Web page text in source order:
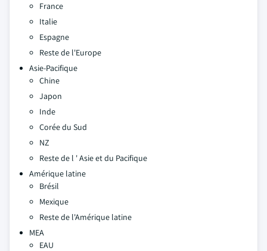
France
Italie
Espagne
Reste de l'Europe
Asie-Pacifique
Chine
Japon
Inde
Corée du Sud
NZ
Reste de l ' Asie et du Pacifique
Amérique latine
Brésil
Mexique
Reste de l'Amérique latine
MEA
EAU